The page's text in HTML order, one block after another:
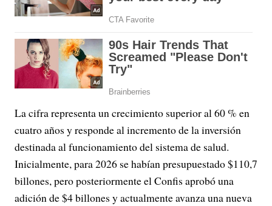
La cifra representa un crecimiento superior al 60 % en
cuatro años y responde al incremento de la inversión
destinada al funcionamiento del sistema de salud.
Inicialmente, para 2026 se habían presupuestado $110,7
billones, pero posteriormente el Confis aprobó una
adición de $4 billones y actualmente avanza una nueva